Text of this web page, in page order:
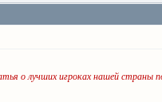
о лучших игроках нашей страны